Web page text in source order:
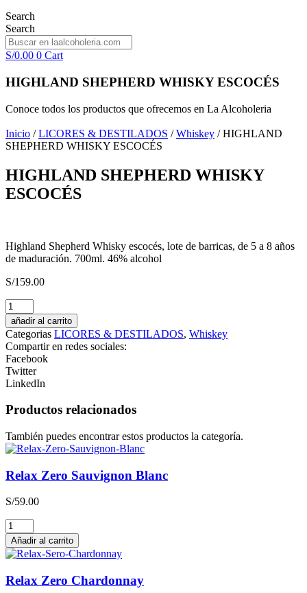
Search
Search
S/0.00 0 Cart
HIGHLAND SHEPHERD WHISKY ESCOCÉS
Conoce todos los productos que ofrecemos en La Alcoholeria
Inicio /LICORES & DESTILADOS /Whiskey / HIGHLAND
SHEPHERD WHISKY ESCOCÉS
HIGHLAND SHEPHERD WHISKY
ESCOCÉS
Highland Shepherd Whisky escocés, lote de barricas, de 5 a 8 años
de maduración. 700ml. 46% alcohol
S/159.00
Glühpunsch
cantidad
añadir al carrito
Categorias LICORES & DESTILADOS, Whiskey
Compartir en redes sociales:
Facebook
Twitter
LinkedIn
Productos relacionados
También puedes encontrar estos productos la categoría.
Relax Zero Sauvignon Blanc
S/59.00
Relax
Zero
Sauvignon
Blanc
cantidad
Añadir al carrito
Relax Zero Chardonnay